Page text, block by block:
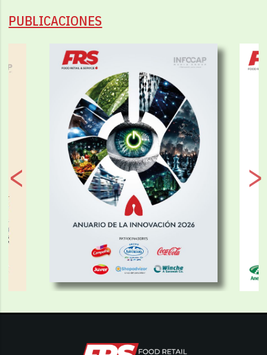
PUBLICACIONES